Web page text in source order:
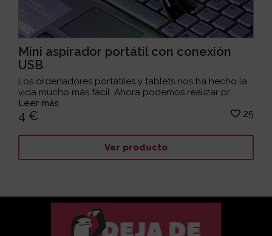
Mini aspirador portátil con conexión
USB
Los ordenadores portátiles y tablets nos ha hecho la
vida mucho más fácil. Ahora podemos realizar pr...
Leer más
4 € 25
Ver producto